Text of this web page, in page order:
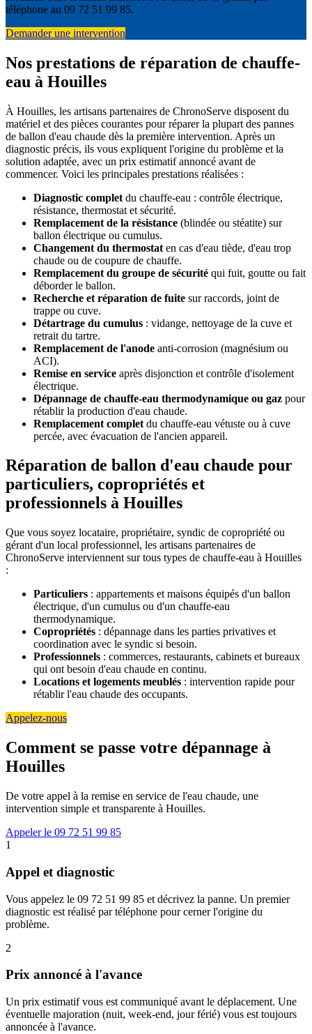
téléphone au 09 72 51 99 85.
Demander une intervention
Nos prestations de réparation de chauffe-
eau à Houilles
À Houilles, les artisans partenaires de ChronoServe disposent du
matériel et des pièces courantes pour réparer la plupart des pannes
de ballon d'eau chaude dès la première intervention. Après un
diagnostic précis, ils vous expliquent l'origine du problème et la
solution adaptée, avec un prix estimatif annoncé avant de
commencer. Voici les principales prestations réalisées :
Diagnostic complet du chauffe-eau : contrôle électrique,
résistance, thermostat et sécurité.
Remplacement de la résistance (blindée ou stéatite) sur
ballon électrique ou cumulus.
Changement du thermostat en cas d'eau tiède, d'eau trop
chaude ou de coupure de chauffe.
Remplacement du groupe de sécurité qui fuit, goutte ou fait
déborder le ballon.
Recherche et réparation de fuite sur raccords, joint de
trappe ou cuve.
Détartrage du cumulus : vidange, nettoyage de la cuve et
retrait du tartre.
Remplacement de l'anode anti-corrosion (magnésium ou
ACI).
Remise en service après disjonction et contrôle d'isolement
électrique.
Dépannage de chauffe-eau thermodynamique ou gaz pour
rétablir la production d'eau chaude.
Remplacement complet du chauffe-eau vétuste ou à cuve
percée, avec évacuation de l'ancien appareil.
Réparation de ballon d'eau chaude pour
particuliers, copropriétés et
professionnels à Houilles
Que vous soyez locataire, propriétaire, syndic de copropriété ou
gérant d'un local professionnel, les artisans partenaires de
ChronoServe interviennent sur tous types de chauffe-eau à Houilles
:
Particuliers : appartements et maisons équipés d'un ballon
électrique, d'un cumulus ou d'un chauffe-eau
thermodynamique.
Copropriétés : dépannage dans les parties privatives et
coordination avec le syndic si besoin.
Professionnels : commerces, restaurants, cabinets et bureaux
qui ont besoin d'eau chaude en continu.
Locations et logements meublés : intervention rapide pour
rétablir l'eau chaude des occupants.
Appelez-nous
Comment se passe votre dépannage à
Houilles
De votre appel à la remise en service de l'eau chaude, une
intervention simple et transparente à Houilles.
Appeler le 09 72 51 99 85
1
Appel et diagnostic
Vous appelez le 09 72 51 99 85 et décrivez la panne. Un premier
diagnostic est réalisé par téléphone pour cerner l'origine du
problème.
2
Prix annoncé à l'avance
Un prix estimatif vous est communiqué avant le déplacement. Une
éventuelle majoration (nuit, week-end, jour férié) vous est toujours
annoncée à l'avance.